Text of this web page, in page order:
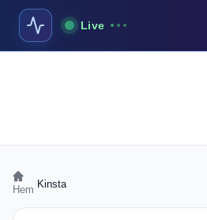
Live
Hem Kinsta